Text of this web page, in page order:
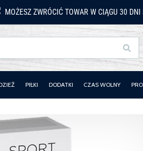
MOŻESZ ZWRÓCIĆ TOWAR W CIĄGU 30 DNI
Szukaj
PIŁKI DODATKI CZAS WOLNY